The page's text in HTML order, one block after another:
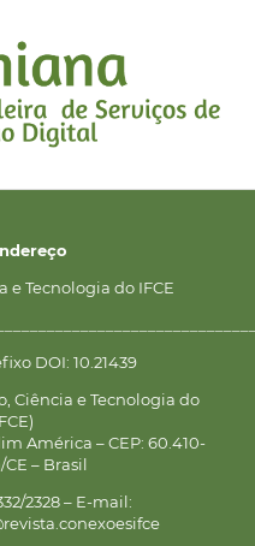
e Tecnologia do IFCE
DOI: 10.21439
Ciência e Tecnologia do
América – CEP: 60.410-
– Brasil
2328 – E-mail: